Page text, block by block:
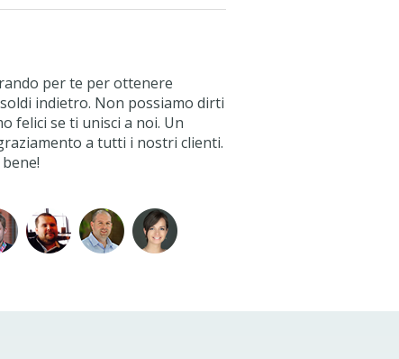
per te per ottenere
indietro. Non possiamo dirti
felici se ti unisci a noi. Un
a tutti i nostri clienti.